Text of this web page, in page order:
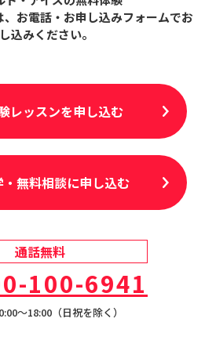
お電話・お申し込みフォームでお
込みください。
レッスンを申し込む
無料相談に申し込む
通話無料
100-6941
〜18:00（日祝を除く）